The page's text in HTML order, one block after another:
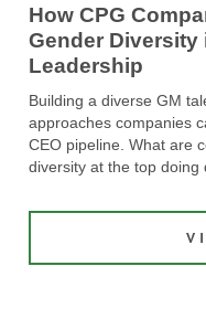
How CPG
Gender Diversity
Leadership
Building a diverse GM
approaches companies
CEO pipeline. What are
diversity at the top doing